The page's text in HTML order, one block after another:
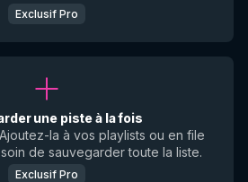
Exclusif Pro
une piste à la fois
la à vos playlists ou en file
de sauvegarder toute la liste.
Exclusif Pro